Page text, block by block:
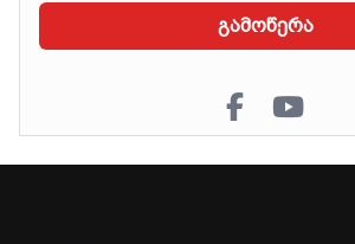
გამოწერა